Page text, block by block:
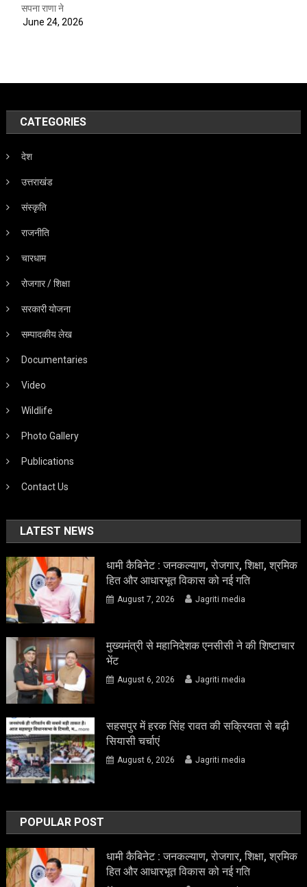
सपना राणा ने
June 24, 2026
CATEGORIES
देश
उत्तराखंड
संस्कृति
राजनीति
चारधाम
रोजगार / शिक्षा
सरकारी योजना
सम्पादकीय लेख
Documentaries
Video
Wildlife
Photo Gallery
Publications
Contact Us
LATEST NEWS
धामी कैबिनेट : जनकल्याण, रोजगार, शिक्षा, श्रमिक
हित और आधारभूत विकास को नई गति
August 7, 2026 Jagriti media
मुख्यमंत्री से महानिदेशक एनसीसी ने की शिष्टाचार
भेंट
August 6, 2026 Jagriti media
सहसपुर में हरक सिंह रावत की सक्रियता से बढ़ी
सियासी चर्चाएं
August 6, 2026 Jagriti media
POPULAR POST
धामी कैबिनेट : जनकल्याण, रोजगार, शिक्षा, श्रमिक
हित और आधारभूत विकास को नई गति